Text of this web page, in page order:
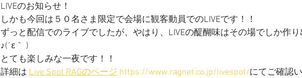
LIVEのお知らせ！
しかも今回は５０名さま限定で会場に観客動員でのLIVEです！！
ずっと配信でのライブでしたが、やはり、LIVEの醍醐味はその場でしか作
♪(´ε｀ )
とても楽しみな一夜です！！
詳細は Live Spot RAGのページ https://www.ragnet.co.jp/livespot/にてご確認